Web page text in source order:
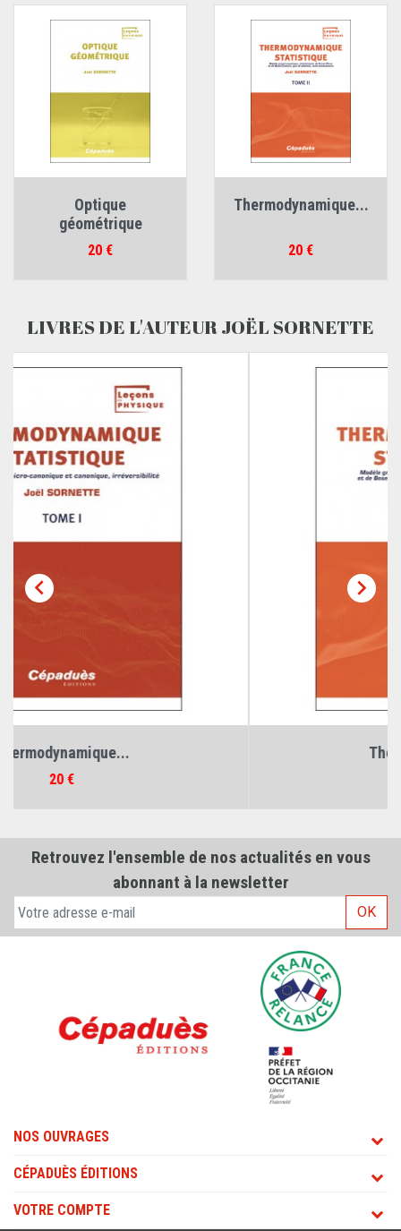
Optique
géométrique
Prix
20 €
Thermodynamique...
Prix
20 €
LIVRES DE L'AUTEUR JOËL SORNETTE
 
Retrouvez l'ensemble de nos actualités en vous
abonnant à la newsletter
OK
NOS OUVRAGES
CÉPADUÈS ÉDITIONS
VOTRE COMPTE